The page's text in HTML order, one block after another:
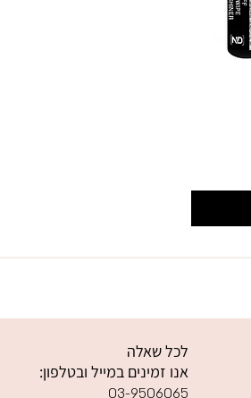
לכל שאלה
אנו זמינים במייל ובטלפון:
03-9506065